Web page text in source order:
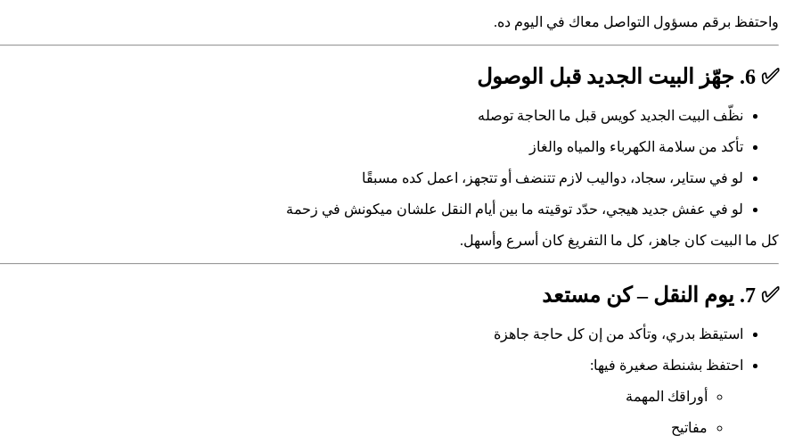
واحتفظ برقم مسؤول التواصل معاك في اليوم ده.
✅ 6. جهّز البيت الجديد قبل الوصول
نظّف البيت الجديد كويس قبل ما الحاجة توصله
تأكد من سلامة الكهرباء والمياه والغاز
لو في ستاير، سجاد، دواليب لازم تتنضف أو تتجهز، اعمل كده مسبقًا
لو في عفش جديد هيجي، حدّد توقيته ما بين أيام النقل علشان ميكونش في زحمة
كل ما البيت كان جاهز، كل ما التفريغ كان أسرع وأسهل.
✅ 7. يوم النقل – كن مستعد
استيقظ بدري، وتأكد من إن كل حاجة جاهزة
احتفظ بشنطة صغيرة فيها:
أوراقك المهمة
مفاتيح